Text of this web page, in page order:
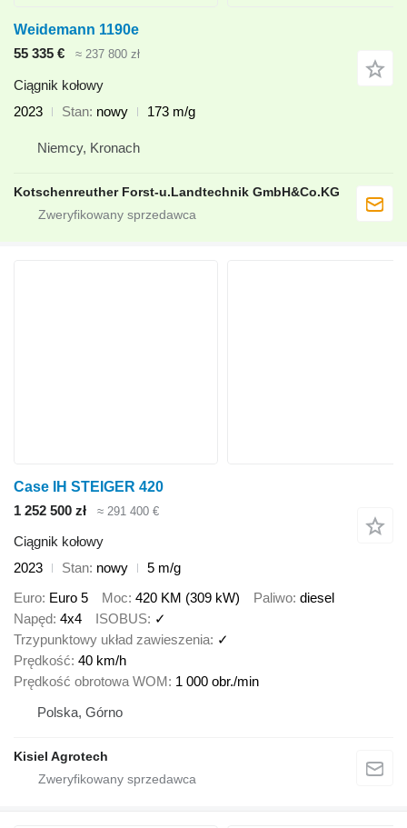
Weidemann 1190e
55 335 €
≈ 237 800 zł
Ciągnik kołowy
2023
Stan nowy 173 m/g
Niemcy, Kronach
Kotschenreuther Forst-u.Landtechnik GmbH&Co.KG
Case IH STEIGER 420
1 252 500 zł
≈ 291 400 €
Ciągnik kołowy
2023
Stan nowy
5 m/g
Euro Euro 5 Moc 420 KM (309 kW) Paliwo diesel
Napęd 4x4 ISOBUS ✓
Trzypunktowy układ zawieszenia ✓
Prędkość 40 km/h
Prędkość obrotowa WOM 1 000 obr./min
Polska, Górno
Kisiel Agrotech